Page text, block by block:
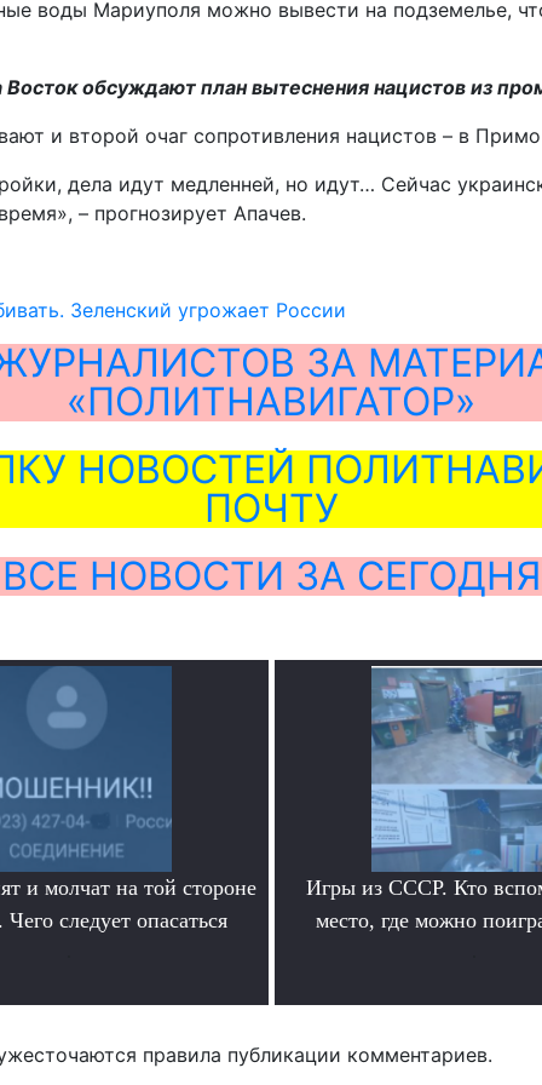
воды Мариуполя можно вывести на подземелье,
обсуждают план вытеснения нацистов из
и второй очаг сопротивления нацистов – в
дела идут медленней, но идут… Сейчас
– прогнозирует Апачев.
Зеленский угрожает России
ЗА
«ПОЛИТНАВИГАТОР»
НОВОСТЕЙ
ПОЧТУ
ВСЕ НОВОСТИ ЗА СЕГОДНЯ
и молчат на той стороне
следует опасаться
Игры из СССР. Кто
место, где можно
правила публикации комментариев.